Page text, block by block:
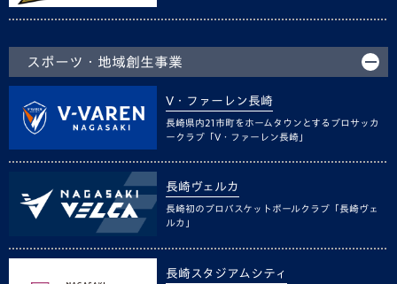
スポーツ・地域創生事業
V・ファーレン長崎
長崎県内21市町をホームタウンとするプロサッカ
ークラブ「V・ファーレン長崎」
長崎ヴェルカ
長崎初のプロバスケットボールクラブ「長崎ヴェ
ルカ」
長崎スタジアムシティ